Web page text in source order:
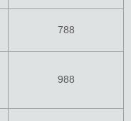
788
988